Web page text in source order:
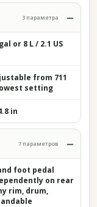
3 параметра
or 8 L / 2.1 US
from 711
setting
in
7 параметров
foot pedal
on rear
rim, drum,